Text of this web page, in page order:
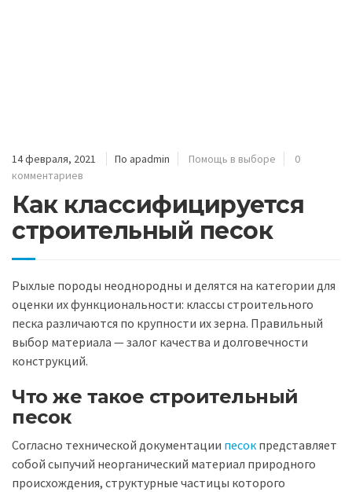
14 февраля, 2021 По apadmin Помощь в выборе
0
комментариев
Как классифицируется
строительный песок
Рыхлые породы неоднородны и делятся на категории для
оценки их функциональности: классы строительного
песка различаются по крупности их зерна. Правильный
выбор материала — залог качества и долговечности
конструкций.
Что же такое строительный
песок
Согласно технической документации песок представляет
собой сыпучий неорганический материал природного
происхождения, структурные частицы которого